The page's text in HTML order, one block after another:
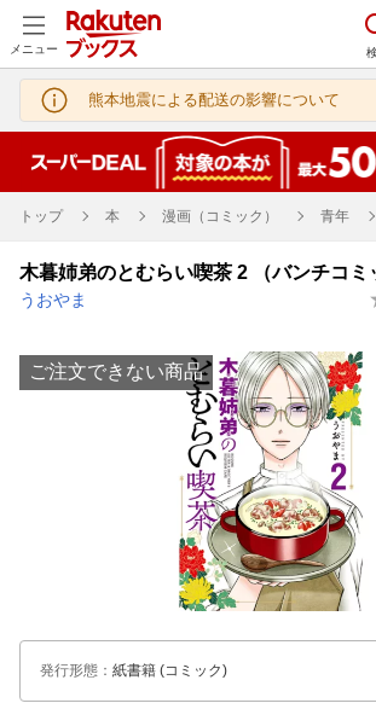
メニュー
熊本地震による配送の影響について
トップ 本 漫画（コミック） 青年
木暮姉弟のとむらい喫茶 2 （バンチコミ
うおやま
ご注文できない商品
発行形態 ： 紙書籍 (コミック)